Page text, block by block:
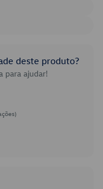
deste produto?
para ajudar!